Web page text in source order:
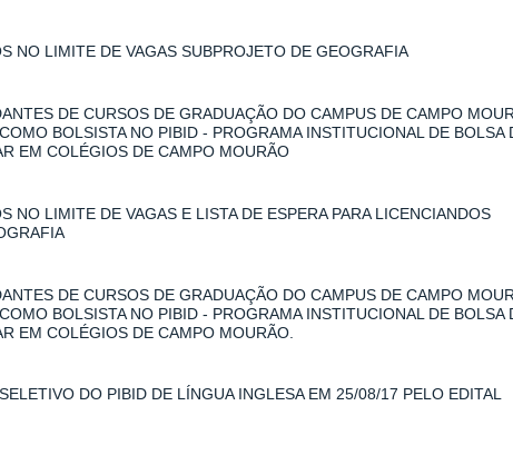
NO LIMITE DE VAGAS SUBPROJETO DE GEOGRAFIA
DE CURSOS DE GRADUAÇÃO DO CAMPUS DE CAMPO
BOLSISTA NO PIBID - PROGRAMA INSTITUCIONAL DE BOLSA
EM COLÉGIOS DE CAMPO MOURÃO
NO LIMITE DE VAGAS E LISTA DE ESPERA PARA LICENCIANDOS
DE CURSOS DE GRADUAÇÃO DO CAMPUS DE CAMPO
BOLSISTA NO PIBID - PROGRAMA INSTITUCIONAL DE BOLSA
EM COLÉGIOS DE CAMPO MOURÃO.
DO PIBID DE LÍNGUA INGLESA EM 25/08/17 PELO EDITAL